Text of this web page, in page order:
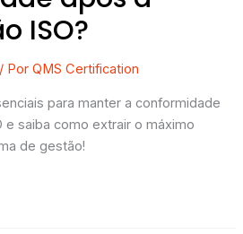
ISO?
/ PorQMS Certification
para manter a conformidade
e saiba como extrair o máximo
de gestão!